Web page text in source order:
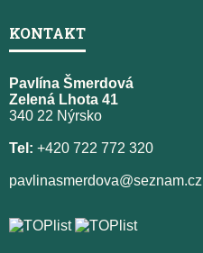
KONTAKT
Pavlína Šmerdová
Zelená Lhota 41
340 22 Nýrsko
Tel: +420 722 772 320
pavlinasmerdova@seznam.cz